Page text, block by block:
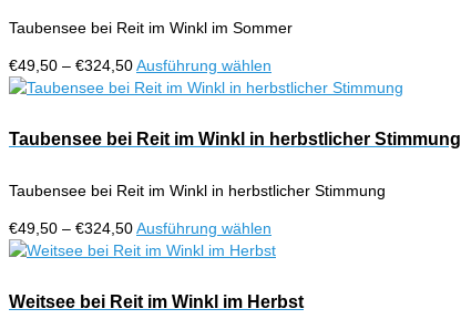
werden
Die
können
auf
Produktseite
werden
Taubensee bei Reit im Winkl im Sommer
€49,50 – €324,50Preisspanne:
€49,50
€324,50
Ausführung wählen
Produkt
mehrere
Varianten
Die
können
auf
Produktseite
Taubensee bei Reit im Winkl in herbstlicher Stimmung
Taubensee bei Reit im Winkl in herbstlicher Stimmung
€49,50 – €324,50Preisspanne:
€49,50
€324,50
Ausführung wählen
Produkt
mehrere
Weitsee bei Reit im Winkl im Herbst